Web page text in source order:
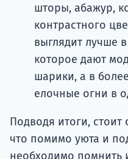
шторы, абажур,
контрастного
выглядит лучше
которое дают
шарики, а в
елочные огни в
Подводя итоги,
что помимо уюта и
необходимо помнить